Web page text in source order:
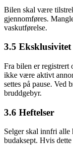
Bilen skal være
gjennomføres.
vaskutførelse.
3.5 Eksklusivitet
Fra bilen er registrert
ikke være aktivt
settes på pause. Ved
bruddgebyr.
3.6 Heftelser
Selger skal innfri alle
budaksept. Hvis